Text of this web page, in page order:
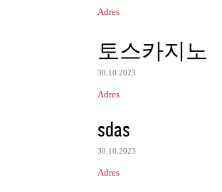
Adres
토스카지노
30.10.2023
Adres
sdas
30.10.2023
Adres